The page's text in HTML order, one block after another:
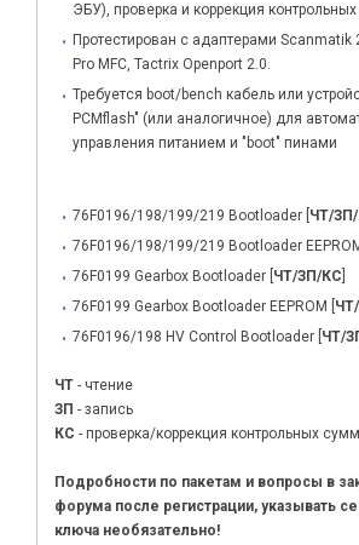
ЭБУ), проверка и коррекция
Протестирован с адаптерами
Pro MFC, Tactrix Openport 2.0.
Требуется boot/bench кабель или
PCMflash" (или аналогичное) для
управления питанием и "boot" пинами
76F0196/198/199/219 Bootloader [ ЧТ/
76F0196/198/199/219 Bootloader EEPROM
76F0199 Gearbox Bootloader [ ЧТ/ЗП/КС
76F0199 Gearbox Bootloader EEPROM [
76F0196/198 HV Control Bootloader [ ЧТ/
ЧТ - чтение
ЗП - запись
КС - проверка/коррекция контрольных сумм
Подробности по пакетам и вопросы в
форума после регистрации, указывать
ключа необязательно!